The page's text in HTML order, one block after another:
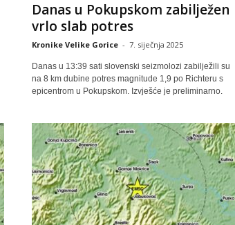
Danas u Pokupskom zabilježen
vrlo slab potres
Kronike Velike Gorice - 7. siječnja 2025
Danas u 13:39 sati slovenski seizmolozi zabilježili su
na 8 km dubine potres magnitude 1,9 po Richteru s
epicentrom u Pokupskom. Izvješće je preliminarno.